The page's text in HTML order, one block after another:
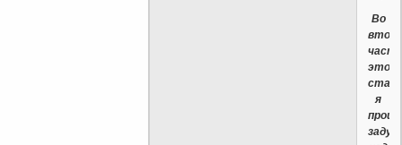
Во
части
этой
я
прошу